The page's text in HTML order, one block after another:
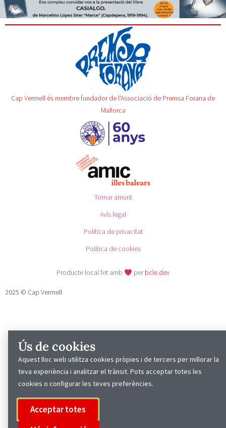
Cap Vermell és membre fundador de l'Associació de Premsa Forana de
Mallorca
Tornar amunt
Avís legal
Política de privacitat
Política de cookies
Producte local fet amb perbcle.dev
2025 © Cap Vermell
Ús de cookies
Aquest lloc web utilitza cookies pròpies i de tercers per millorar la
teva experiència i analitzar el trànsit. Pots acceptar totes les
cookies o configurar les teves preferències.
Acceptar totes